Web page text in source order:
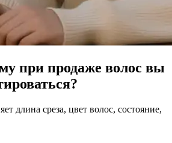
при продаже волос вы
длина среза, цвет волос, состояние,